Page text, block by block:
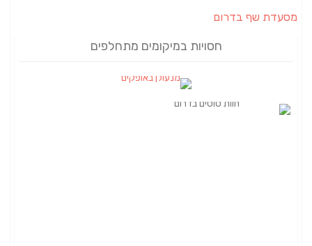
מסעדת שף בדרום
חסויות במיקומים מתחלפים